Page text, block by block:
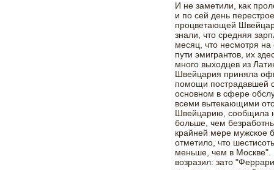
И не заметили, как
и по сей день
процветающей
знали, что средняя
месяц, что несмотря
пути эмигрантов, их
много выходцев из
Швейцария приняла
помощи пострадавшей
основном в сфере
всеми вытекающими
Швейцарию, сообщила
больше, чем
крайней мере мужское
отметило, что
меньше, чем в
возразил: зато